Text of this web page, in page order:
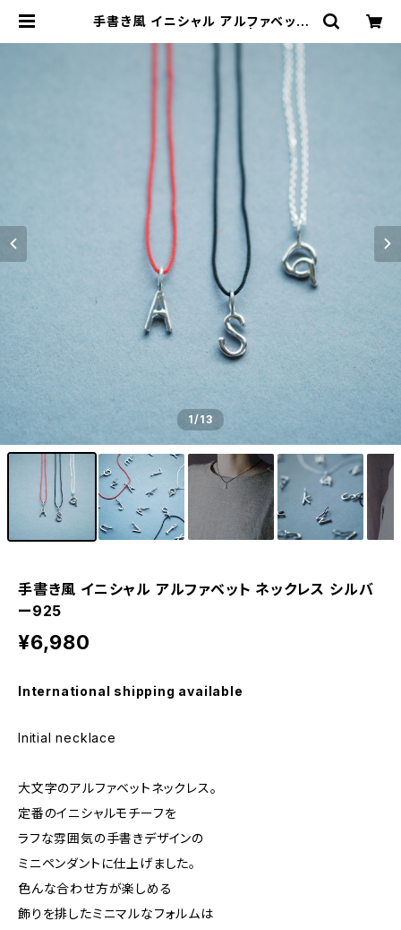
手書き風 イニシャル アルファベット
ジュエリー(Cloud-jewelry) レディ
ース メンズ アクセサリー ネックレス
1/13
手書き風 イニシャル アルファベット ネックレス シルバ
ー925
¥6,980
International shipping available
Initial necklace
大文字のアルファベットネックレス。
定番のイニシャルモチーフを
ラフな雰囲気の手書きデザインの
ミニペンダントに仕上げました。
色んな合わせ方が楽しめる
飾りを排したミニマルなフォルムは